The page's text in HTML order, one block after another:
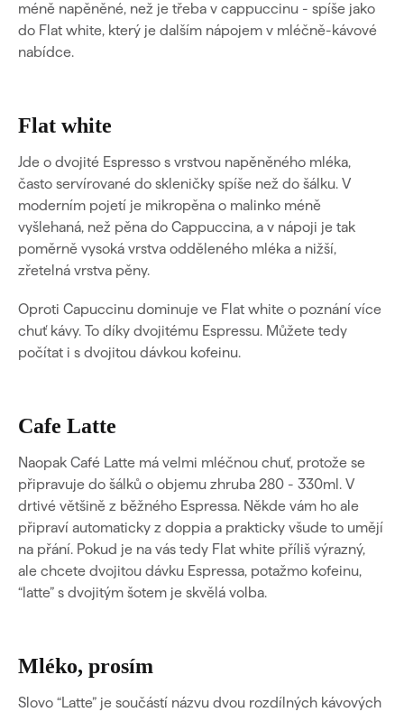
méně napěněné, než je třeba v cappuccinu - spíše jako
do Flat white, který je dalším nápojem v mléčně-kávové
nabídce.
Flat white
Jde o dvojité Espresso s vrstvou napěněného mléka,
často servírované do skleničky spíše než do šálku. V
moderním pojetí je mikropěna o malinko méně
vyšlehaná, než pěna do Cappuccina, a v nápoji je tak
poměrně vysoká vrstva odděleného mléka a nižší,
zřetelná vrstva pěny.
Oproti Capuccinu dominuje ve Flat white o poznání více
chuť kávy. To díky dvojitému Espressu. Můžete tedy
počítat i s dvojitou dávkou kofeinu.
Cafe Latte
Naopak Café Latte má velmi mléčnou chuť, protože se
připravuje do šálků o objemu zhruba 280 - 330ml. V
drtivé většině z běžného Espressa. Někde vám ho ale
připraví automaticky z doppia a prakticky všude to umějí
na přání. Pokud je na vás tedy Flat white příliš výrazný,
ale chcete dvojitou dávku Espressa, potažmo kofeinu,
“latte” s dvojitým šotem je skvělá volba.
Mléko, prosím
Slovo “Latte” je součástí názvu dvou rozdílných kávových